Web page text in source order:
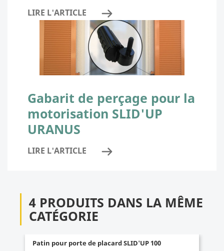
LIRE L'ARTICLE
Gabarit de perçage pour la
motorisation SLID'UP
URANUS
LIRE L'ARTICLE
4 PRODUITS DANS LA MÊME
CATÉGORIE
Patin pour porte de placard SLID'UP 100